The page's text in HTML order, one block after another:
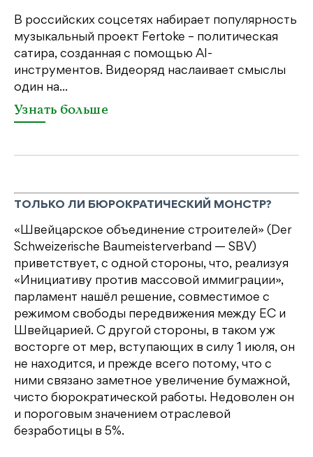
В российских соцсетях набирает популярность
музыкальный проект Fertoke – политическая
сатира, созданная с помощью AI-
инструментов. Видеоряд наслаивает смыслы
один на...
Узнать больше
ТОЛЬКО ЛИ БЮРОКРАТИЧЕСКИЙ МОНСТР?
«Швейцарское объединение строителей» (Der
Schweizerische Baumeisterverband — SBV)
приветствует, с одной стороны, что, реализуя
«Инициативу против массовой иммиграции»,
парламент нашёл решение, совместимое с
режимом свободы передвижения между ЕС и
Швейцарией. С другой стороны, в таком уж
восторге от мер, вступающих в силу 1 июля, он
не находится, и прежде всего потому, что с
ними связано заметное увеличение бумажной,
чисто бюрократической работы. Недоволен он
и пороговым значением отраслевой
безработицы в 5%.